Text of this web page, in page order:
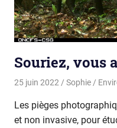
Souriez, vous
25 juin 2022 Sophie
Les pièges
et non invasive, pour